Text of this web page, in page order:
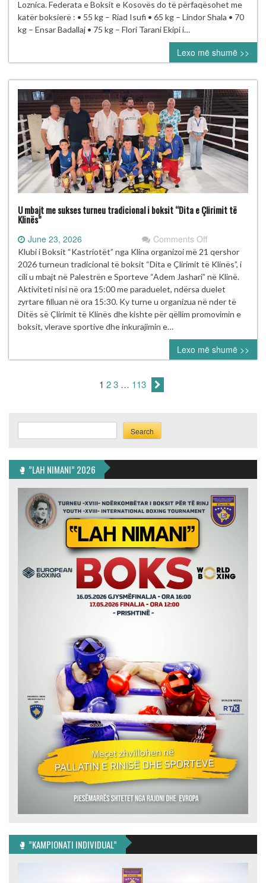
boksierë
në
Evropian
U19
në
Loznicë
Loznica. Federata e Boksit e Kosovës do të përfaqësohet me
katër boksierë : • 55 kg – Riad Isufi • 65 kg – Lindor Shala • 70
kg – Ensar Badallaj • 75 kg – Flori Tarani Ekipi i…
Lexo më shumë >>
U mbajt me sukses turneu tradicional i boksit “Dita e Çlirimit të
Klinës”
June 23, 2026 Comments Offon
U
mbajt
me
sukses
turneu
tradicional
boksit
“Dita
e
Klubi i Boksit “Kastriotët” nga Klina organizoi më 21 qershor
2026 turneun tradicional të boksit “Dita e Çlirimit të Klinës”, i
cili u mbajt në Palestrën e Sporteve “Adem Jashari” në Klinë.
Aktiviteti nisi në ora 15:00 me paraduelet, ndërsa duelet
zyrtare filluan në ora 15:30. Ky turne u organizua në nder të
Ditës së Çlirimit të Klinës dhe kishte për qëllim promovimin e
boksit, vlerave sportive dhe inkurajimin e…
Lexo më shumë >>
1 23 … 113
Search
🥊 ”LAH NIMANI” 2026
🥊 ”KAMPIONATI INDIVIDUAL”